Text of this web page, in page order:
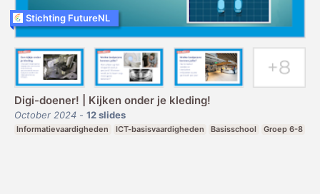
Digi-doener! | Kijken onder je kleding!
October 2024 - 12slides
Informatievaardigheden ICT-basisvaardigheden Basisschool Groep 6-8
Stichting FutureNL